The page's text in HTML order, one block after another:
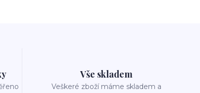
Vše skladem
Veškeré zboží máme skladem a